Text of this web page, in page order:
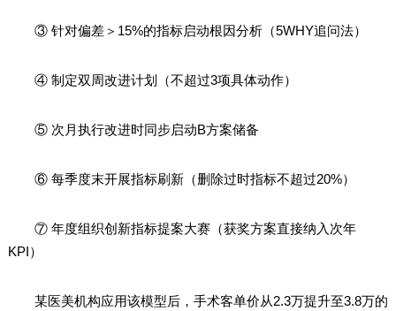
③ 针对偏差＞15%的指标启动根因分析（5WHY追问法）
④ 制定双周改进计划（不超过3项具体动作）
⑤ 次月执行改进时同步启动B方案储备
⑥ 每季度末开展指标刷新（删除过时指标不超过20%）
⑦ 年度组织创新指标提案大赛（获奖方案直接纳入次年
KPI）
某医美机构应用该模型后，手术客单价从2.3万提升至3.8万的